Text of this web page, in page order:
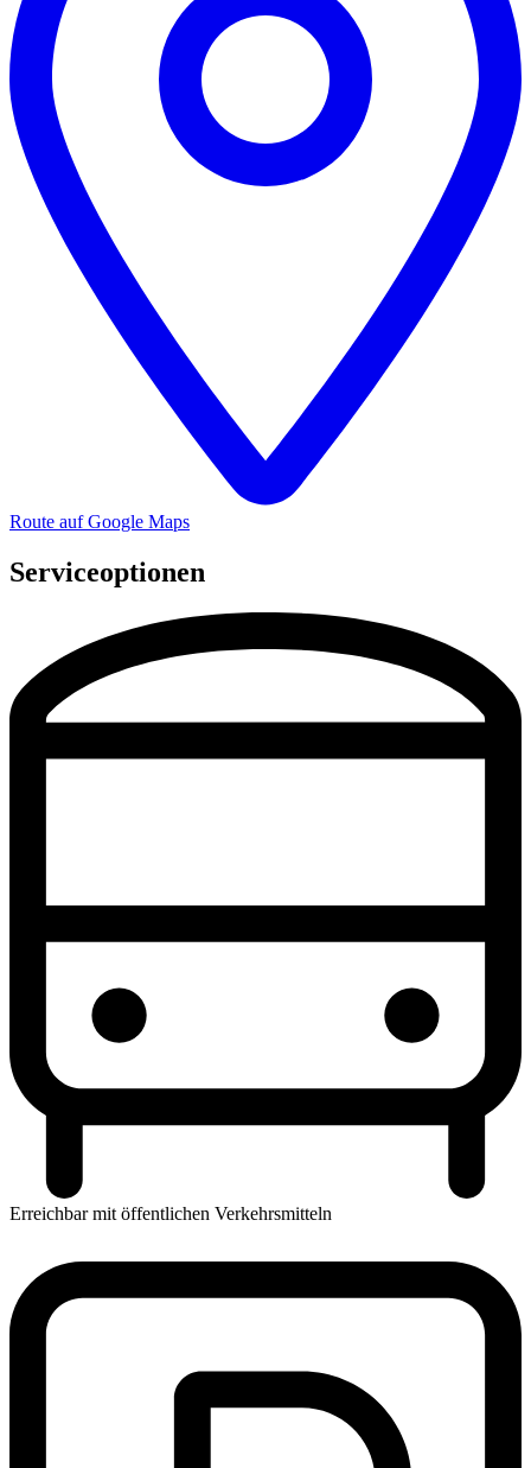
Route auf Google Maps
Serviceoptionen
Erreichbar mit öffentlichen Verkehrsmitteln